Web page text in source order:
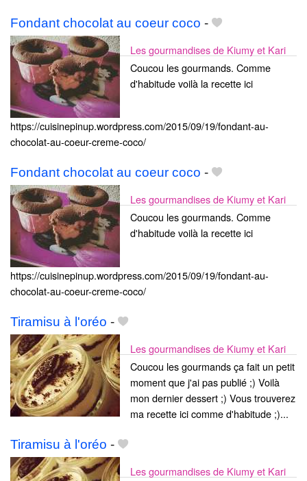
Fondant chocolat au coeur coco -
Les gourmandises de Kiumy et Kari
Coucou les gourmands. Comme
d'habitude voilà la recette ici
https://cuisinepinup.wordpress.com/2015/09/19/fondant-au-
chocolat-au-coeur-creme-coco/
Fondant chocolat au coeur coco -
Les gourmandises de Kiumy et Kari
Coucou les gourmands. Comme
d'habitude voilà la recette ici
https://cuisinepinup.wordpress.com/2015/09/19/fondant-au-
chocolat-au-coeur-creme-coco/
Tiramisu à l'oréo -
Les gourmandises de Kiumy et Kari
Coucou les gourmands ça fait un petit
moment que j'ai pas publié ;) Voilà
mon dernier dessert ;) Vous trouverez
ma recette ici comme d'habitude ;)...
Tiramisu à l'oréo -
Les gourmandises de Kiumy et Kari